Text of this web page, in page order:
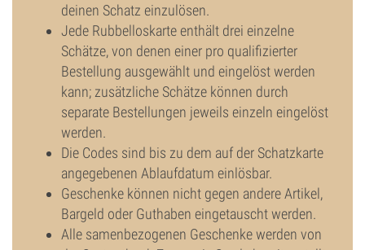
deinen Schatz einzulösen.
Jede Rubbelloskarte enthält drei einzelne
Schätze, von denen einer pro qualifizierter
Bestellung ausgewählt und eingelöst werden
kann; zusätzliche Schätze können durch
separate Bestellungen jeweils einzeln eingelöst
werden.
Die Codes sind bis zu dem auf der Schatzkarte
angegebenen Ablaufdatum einlösbar.
Geschenke können nicht gegen andere Artikel,
Bargeld oder Guthaben eingetauscht werden.
Alle samenbezogenen Geschenke werden von